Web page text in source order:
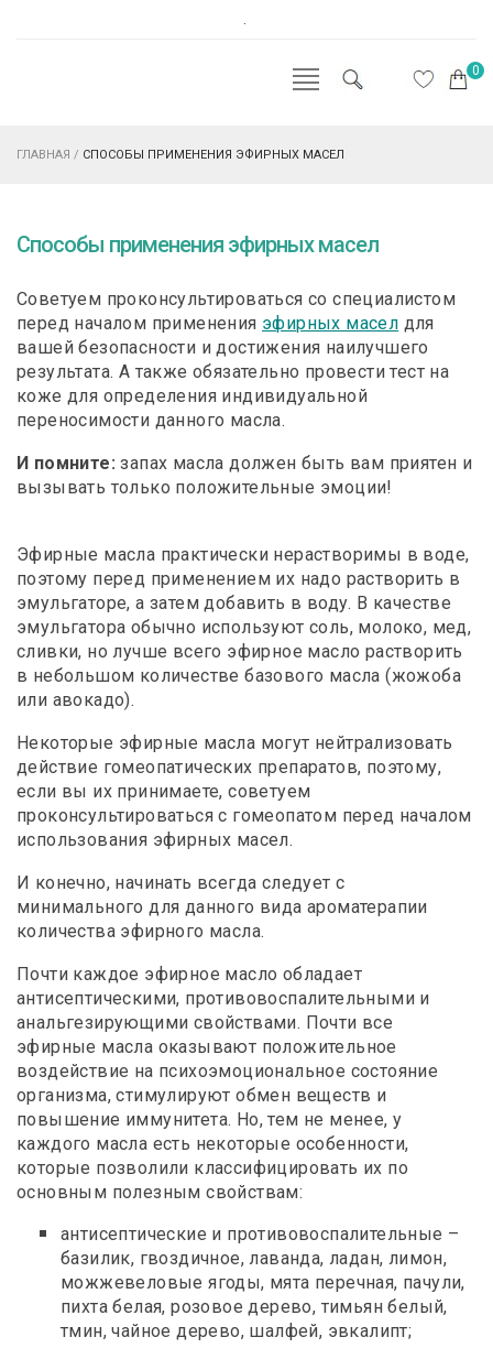
.
0
ГЛАВНАЯ / СПОСОБЫ ПРИМЕНЕНИЯ ЭФИРНЫХ МАСЕЛ
Способы применения эфирных масел
Советуем проконсультироваться со специалистом
перед началом применения эфирных масел для
вашей безопасности и достижения наилучшего
результата. А также обязательно провести тест на
коже для определения индивидуальной
переносимости данного масла.
И помните: запах масла должен быть вам приятен и
вызывать только положительные эмоции!
Эфирные масла практически нерастворимы в воде,
поэтому перед применением их надо растворить в
эмульгаторе, а затем добавить в воду. В качестве
эмульгатора обычно используют соль, молоко, мед,
сливки, но лучше всего эфирное масло растворить
в небольшом количестве базового масла (жожоба
или авокадо).
Некоторые эфирные масла могут нейтрализовать
действие гомеопатических препаратов, поэтому,
если вы их принимаете, советуем
проконсультироваться с гомеопатом перед началом
использования эфирных масел.
И конечно, начинать всегда следует с
минимального для данного вида ароматерапии
количества эфирного масла.
Почти каждое эфирное масло обладает
антисептическими, противовоспалительными и
анальгезирующими свойствами. Почти все
эфирные масла оказывают положительное
воздействие на психоэмоциональное состояние
организма, стимулируют обмен веществ и
повышение иммунитета. Но, тем не менее, у
каждого масла есть некоторые особенности,
которые позволили классифицировать их по
основным полезным свойствам:
антисептические и противовоспалительные –
базилик, гвоздичное, лаванда, ладан, лимон,
можжевеловые ягоды, мята перечная, пачули,
пихта белая, розовое дерево, тимьян белый,
тмин, чайное дерево, шалфей, эвкалипт;